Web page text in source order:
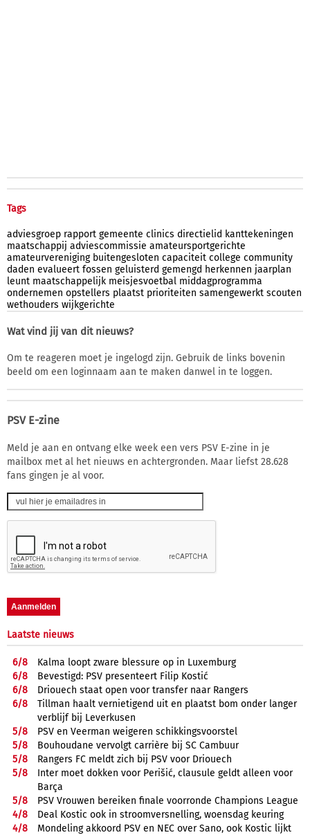
Tags
adviesgroep rapport gemeente clinics directielid kanttekeningen
maatschappij adviescommissie amateursportgerichte
amateurvereniging buitengesloten capaciteit college community
daden evalueert fossen geluisterd gemengd herkennen jaarplan
leunt maatschappelijk meisjesvoetbal middagprogramma
ondernemen opstellers plaatst prioriteiten samengewerkt scouten
wethouders wijkgerichte
Wat vind jij van dit nieuws?
Om te reageren moet je ingelogd zijn. Gebruik de links bovenin
beeld om een loginnaam aan te maken danwel in te loggen.
PSV E-zine
Meld je aan en ontvang elke week een vers PSV E-zine in je
mailbox met al het nieuws en achtergronden. Maar liefst 28.628
fans gingen je al voor.
Laatste nieuws
6/8
Kalma loopt zware blessure op in Luxemburg
6/8
Bevestigd: PSV presenteert Filip Kostić
6/8
Driouech staat open voor transfer naar Rangers
6/8
Tillman haalt vernietigend uit en plaatst bom onder langer
verblijf bij Leverkusen
5/8
PSV en Veerman weigeren schikkingsvoorstel
5/8
Bouhoudane vervolgt carrière bij SC Cambuur
5/8
Rangers FC meldt zich bij PSV voor Driouech
5/8
Inter moet dokken voor Perišić, clausule geldt alleen voor
Barça
5/8
PSV Vrouwen bereiken finale voorronde Champions League
4/8
Deal Kostic ook in stroomversnelling, woensdag keuring
4/8
Mondeling akkoord PSV en NEC over Sano, ook Kostic lijkt